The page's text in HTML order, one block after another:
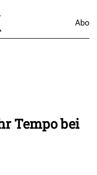
Abo
Tempo bei